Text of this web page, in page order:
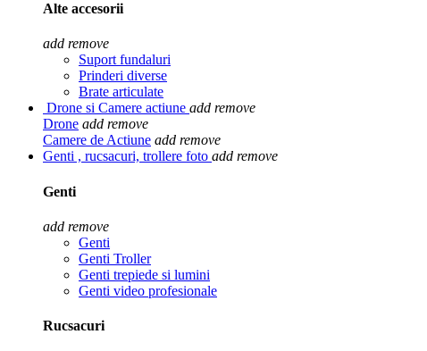
Alte accesorii
add remove
Suport fundaluri
Prinderi diverse
Brate articulate
Drone si Camere actiune add remove
Drone add remove
Camere de Actiune add remove
Genti , rucsacuri, trollere foto add remove
Genti
add remove
Genti
Genti Troller
Genti trepiede si lumini
Genti video profesionale
Rucsacuri